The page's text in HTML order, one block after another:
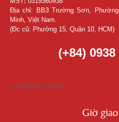
Địa chỉ: BB3 Trường Sơn,
Minh, Việt Nam.
(Đc cũ: Phường 15, Quận 10, HCM)
(+84)
[countdown_timer]
Giờ